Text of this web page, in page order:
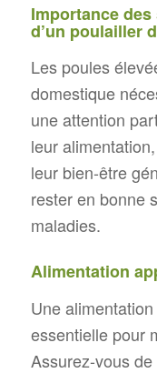
Importance
d’un poulailler
Les poules
domestique
une attention
leur
leur bien-être
rester en bonne
maladies.
Alimentation
Une
essentielle pour
Assurez-vous